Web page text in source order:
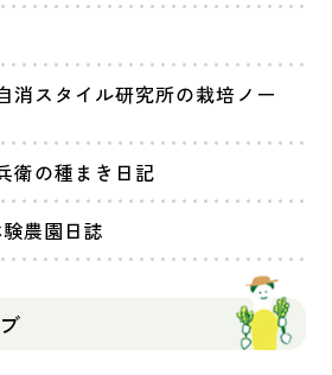
消スタイル研究所の栽培ノー
衛の種まき日記
農園日誌